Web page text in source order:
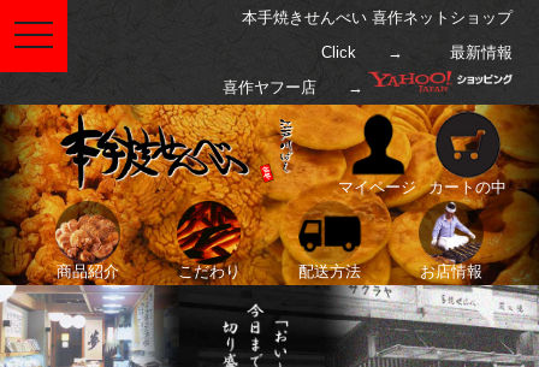
toggle
navigation
本手焼きせんべい 喜作ネットショップ
Click → 最新情報
喜作ヤフー店 →
マイページ カートの中
商品紹介 こだわり 配送方法 お店情報